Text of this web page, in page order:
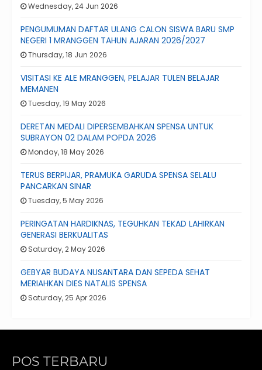
Wednesday, 24 Jun 2026
PENGUMUMAN DAFTAR ULANG CALON SISWA BARU SMP
NEGERI 1 MRANGGEN TAHUN AJARAN 2026/2027
Thursday, 18 Jun 2026
VISITASI KE ALE MRANGGEN, PELAJAR TULEN BELAJAR
MEMANEN
Tuesday, 19 May 2026
DERETAN MEDALI DIPERSEMBAHKAN SPENSA UNTUK
SUBRAYON 02 DALAM POPDA 2026
Monday, 18 May 2026
TERUS BERPIJAR, PRAMUKA GARUDA SPENSA SELALU
PANCARKAN SINAR
Tuesday, 5 May 2026
PERINGATAN HARDIKNAS, TEGUHKAN TEKAD LAHIRKAN
GENERASI BERKUALITAS
Saturday, 2 May 2026
GEBYAR BUDAYA NUSANTARA DAN SEPEDA SEHAT
MERIAHKAN DIES NATALIS SPENSA
Saturday, 25 Apr 2026
POS TERBARU